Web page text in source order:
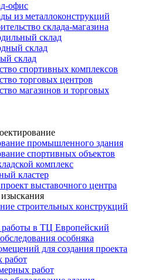
офис
из металлоконструкций
склада-магазина
склад
склад
склад
спортивных комплексов
торговых центров
магазинов и торговых
промышленного здания
спортивных объектов
комплекс
кластер
выставочного центра
строительных конструкций
в ТЦ Европейский
особняка
для создания проекта
работ
работ